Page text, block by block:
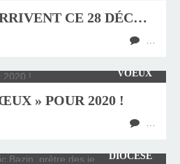
15 000 JEUNES ARRIVENT CE 28 DÉCEMBRE À WROCLAW (POLOGNE) POUR LA 42ÈME RENCONTRE EUROPÉENNE DES JEUNES DE TAIZÉ
VOEUX
» POUR 2020 !
DIOCÈSE